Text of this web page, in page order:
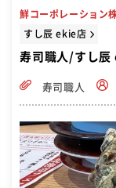
鮮コーポレーション
すし辰 ekie店
寿司職人/すし
寿司職人